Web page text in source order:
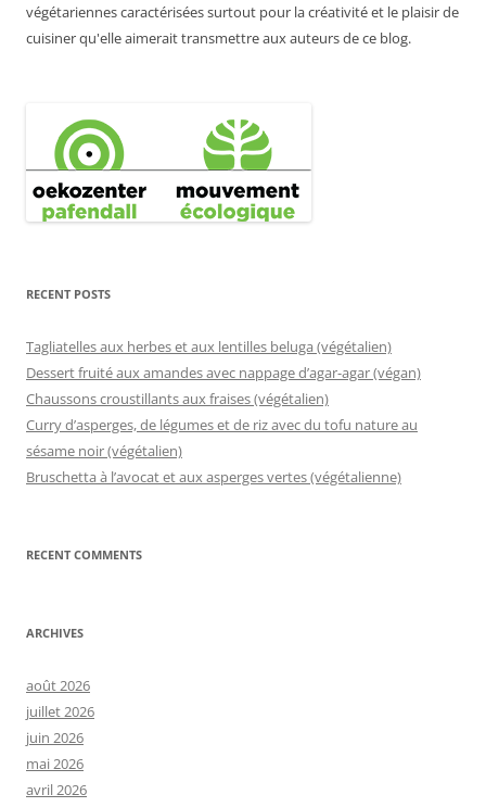
végétariennes caractérisées surtout pour la créativité et le plaisir de
cuisiner qu'elle aimerait transmettre aux auteurs de ce blog.
RECENT POSTS
Tagliatelles aux herbes et aux lentilles beluga (végétalien)
Dessert fruité aux amandes avec nappage d’agar-agar (végan)
Chaussons croustillants aux fraises (végétalien)
Curry d’asperges, de légumes et de riz avec du tofu nature au
sésame noir (végétalien)
Bruschetta à l’avocat et aux asperges vertes (végétalienne)
RECENT COMMENTS
ARCHIVES
août 2026
juillet 2026
juin 2026
mai 2026
avril 2026